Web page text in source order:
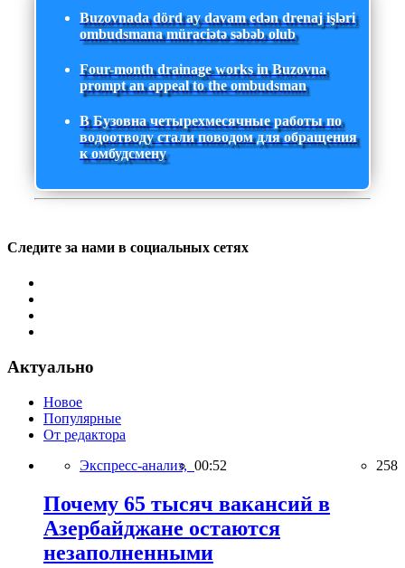
Buzovnada dörd ay davam edən drenaj işləri
ombudsmana müraciətə səbəb olub
Four-month drainage works in Buzovna
prompt an appeal to the ombudsman
В Бузовна четырехмесячные работы по
водоотводу стали поводом для обращения
к омбудсмену
Следите за нами в социальных сетях
Актуально
Новое
Популярные
От редактора
Экспресс-анализ, 00:52 258
Почему 65 тысяч вакансий в
Азербайджане остаются
незаполненными